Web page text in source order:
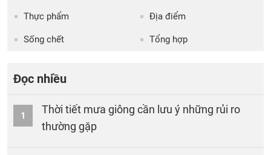
Thực phẩm Địa điểm
Sống chết Tổng hợp
Đọc nhiều
1
Thời tiết mưa giông cần lưu ý những rủi ro
thường gặp